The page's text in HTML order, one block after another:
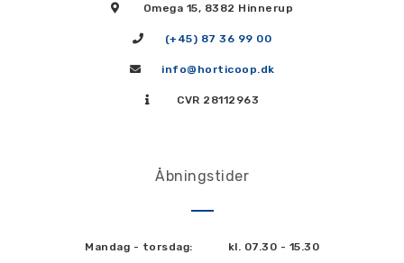
Omega 15, 8382 Hinnerup
(+45) 87 36 99 00
info@horticoop.dk
CVR 28112963
Åbningstider
Mandag - torsdag: kl. 07.30 - 15.30